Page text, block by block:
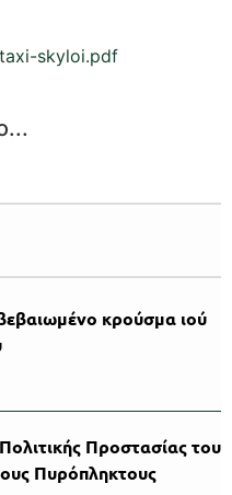
skyloi.pdf
κρούσμα ιού
Προστασίας του
Πυρόπληκτους